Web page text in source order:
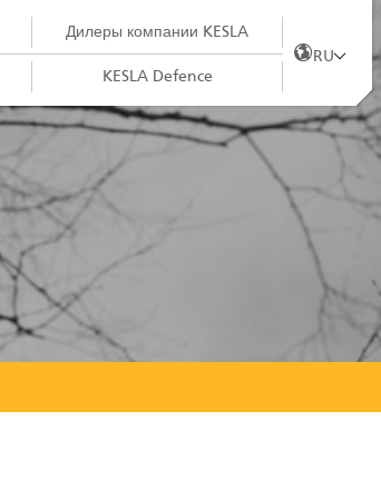
Дилеры компании KESLA
KESLA Defence
RU